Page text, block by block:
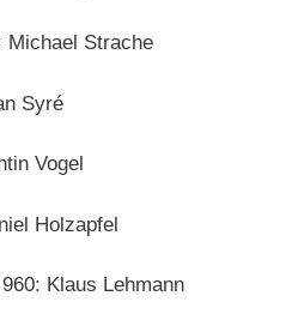
Michael Strache
Syré
Vogel
Holzapfel
Klaus Lehmann